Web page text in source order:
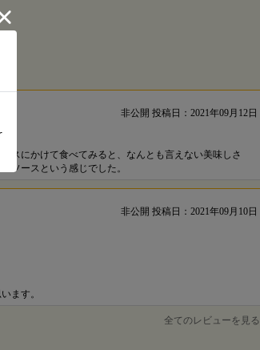
非公開 投稿日：2021年09月12日
スにかけて食べてみると、なんとも言えない美味しさ
ソースという感じでした。
非公開 投稿日：2021年09月10日
ます。
全てのレビューを見る